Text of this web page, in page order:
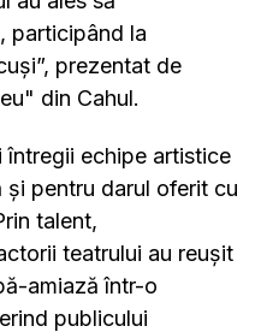
participând la
prezentat de
din Cahul.
întregii echipe artistice
pentru darul oferit cu
talent,
teatrului au reușit
amiază într-o
publicului